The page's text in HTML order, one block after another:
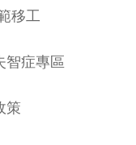
移工
智症專區
策